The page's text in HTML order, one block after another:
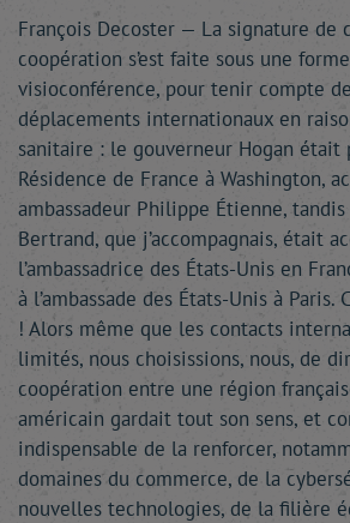
François Decoster — La signature de
coopération s’est faite sous une
visioconférence, pour tenir compte
déplacements internationaux en
sanitaire : le gouverneur Hogan était
Résidence de France à Washington,
ambassadeur Philippe Étienne,
Bertrand, que j’accompagnais, était
l’ambassadrice des États-Unis en
à l’ambassade des États-Unis à Paris.
! Alors même que les contacts
limités, nous choisissions, nous, de
coopération entre une région
américain gardait tout son sens, et
indispensable de la renforcer,
domaines du commerce, de la
nouvelles technologies, de la filière